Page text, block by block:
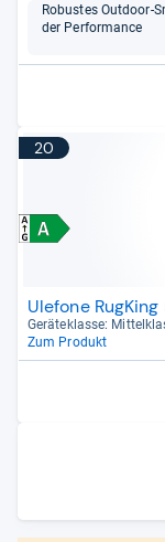
Robus­tes Out­door-​
der Per­for­mance
20
Ulefone RugKing
Gerä­te­klasse:
Zum Produkt